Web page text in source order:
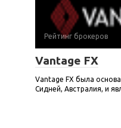
Рейтинг брокеров
Vantage FX
Vantage FX была
Сидней, Австралия, и